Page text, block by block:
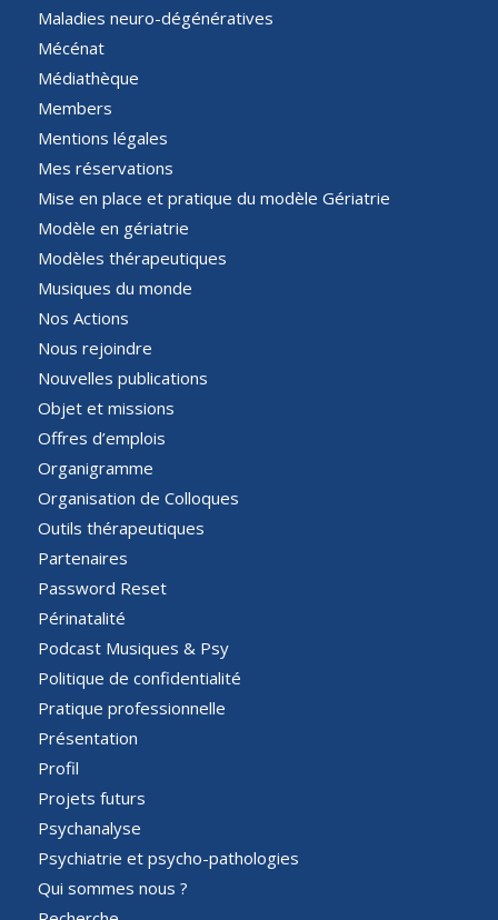
Maladies neuro-dégénératives
Mécénat
Médiathèque
Members
Mentions légales
Mes réservations
Mise en place et pratique du modèle Gériatrie
Modèle en gériatrie
Modèles thérapeutiques
Musiques du monde
Nos Actions
Nous rejoindre
Nouvelles publications
Objet et missions
Offres d’emplois
Organigramme
Organisation de Colloques
Outils thérapeutiques
Partenaires
Password Reset
Périnatalité
Podcast Musiques & Psy
Politique de confidentialité
Pratique professionnelle
Présentation
Profil
Projets futurs
Psychanalyse
Psychiatrie et psycho-pathologies
Qui sommes nous ?